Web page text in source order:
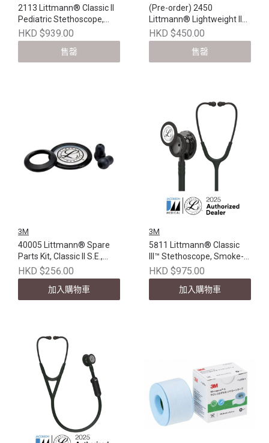
2113 Littmann® Classic II
Pediatric Stethoscope,
Black, 28 inch
HKD $939.00
售罄
(Pre-order) 2450
Littmann® Lightweight II
S.E. Stethoscopes, Black
Tube, 28 inch
HKD $450.00
售罄
3M
40005 Littmann® Spare
Parts Kit, Classic II S.E.,
Black
HKD $256.00
加入購物車
3M
5811 Littmann® Classic
III™ Stethoscope, Smoke-
Finish, Black Tube, 27 inch
HKD $975.00
加入購物車